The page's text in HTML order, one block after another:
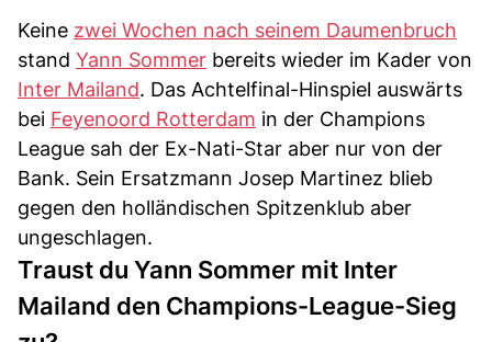
Keine zwei Wochen nach seinem Daumenbruch
stand Yann Sommer bereits wieder im Kader von
Inter Mailand. Das Achtelfinal-Hinspiel auswärts
bei Feyenoord Rotterdam in der Champions
League sah der Ex-Nati-Star aber nur von der
Bank. Sein Ersatzmann Josep Martinez blieb
gegen den holländischen Spitzenklub aber
ungeschlagen.
Traust du Yann Sommer mit Inter
Mailand den Champions-League-Sieg